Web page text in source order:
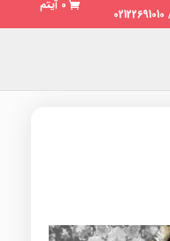
0 آیتم